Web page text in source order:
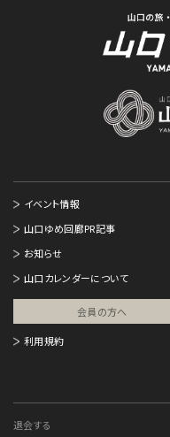
イベント情報
山口ゆめ回廊PR記事
お知らせ
山口カレンダーについて
会員の方へ
利用規約
退会する